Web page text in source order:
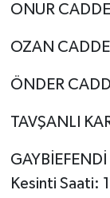
ONUR CADDE
OZAN CADDE
ÖNDER
TAVŞANLI
Kesinti Saati: